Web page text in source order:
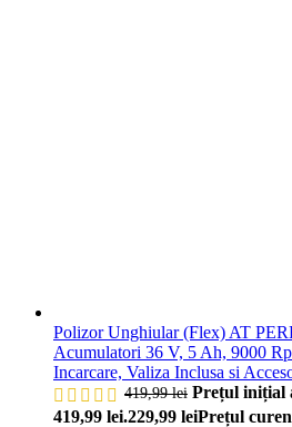
Polizor Unghiular (Flex) AT
Acumulatori 36 V, 5 Ah, 9000
Incarcare, Valiza Inclusa si
419,99lei Prețul inițial
419,99 lei.229,99 leiPrețul